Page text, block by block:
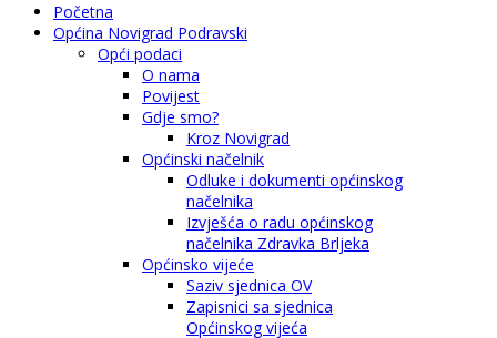
Početna
Općina Novigrad Podravski
Opći podaci
O nama
Povijest
Gdje smo?
Kroz Novigrad
Općinski načelnik
Odluke i dokumenti općinskog
načelnika
Izvješća o radu općinskog
načelnika Zdravka Brljeka
Općinsko vijeće
Saziv sjednica OV
Zapisnici sa sjednica
Općinskog vijeća